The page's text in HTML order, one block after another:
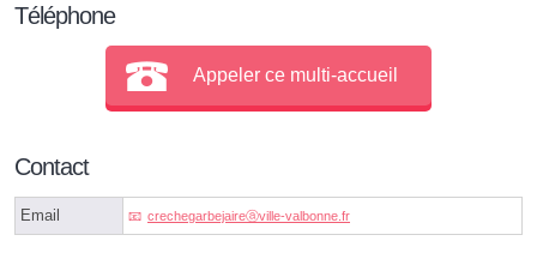
Téléphone
Appeler ce multi-accueil
Contact
Email crechegarbejaireⓐville-valbonne.fr